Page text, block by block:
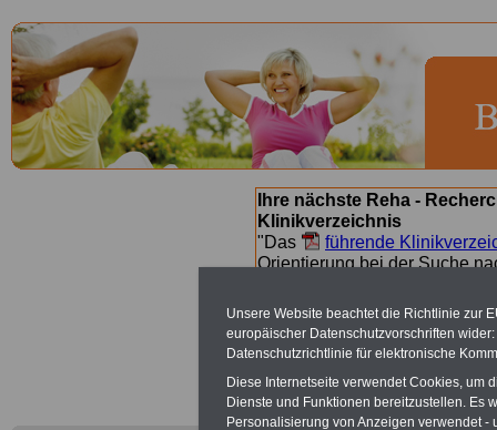
Ihre nächste Reha -
Klinikverzeichnis
"Das
führende
Orientierung bei der Suche
suchen. Beamtinnen und
Angebote nach
Kliniken
Unsere Website beachtet die Richtlinie zur
europäischer Datenschutzvorschriften
Datenschutzrichtlinie für elektronische
Diese Internetseite verwendet Cookies, um
Dienste und Funktionen bereitzustellen. Es
Personalisierung von Anzeigen verwendet